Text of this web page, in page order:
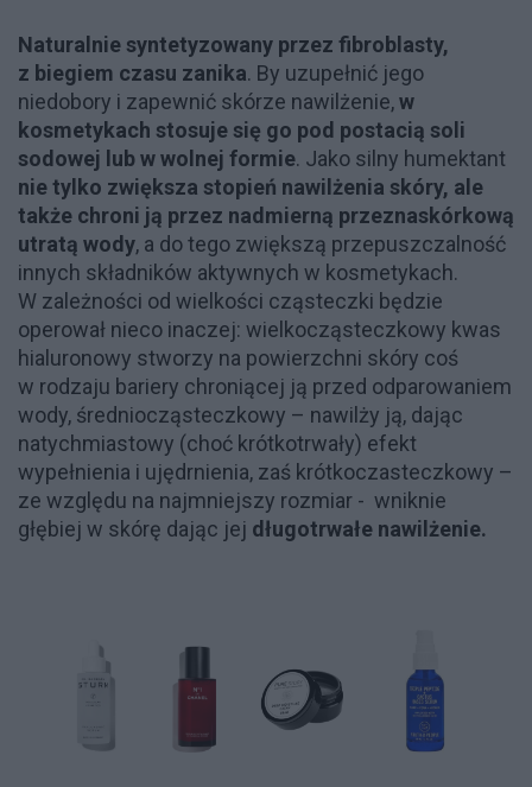
Naturalnie syntetyzowany przez fibroblasty,
z biegiem czasu zanika. By uzupełnić jego
niedobory i zapewnić skórze nawilżenie,w
kosmetykach stosuje się go pod postacią soli
sodowej lub w wolnej formie. Jako silny humektant
nie tylko zwiększa stopień nawilżenia skóry, ale
także chroni ją przez nadmierną przeznaskórkową
utratą wody, a do tego zwiększą przepuszczalność
innych składników aktywnych w kosmetykach.
W zależności od wielkości cząsteczki będzie
operował nieco inaczej: wielkocząsteczkowy kwas
hialuronowy stworzy na powierzchni skóry coś
w rodzaju bariery chroniącej ją przed odparowaniem
wody, średniocząsteczkowy – nawilży ją, dając
natychmiastowy (choć krótkotrwały) efekt
wypełnienia i ujędrnienia, zaś krótkoczasteczkowy –
ze względu na najmniejszy rozmiar - wniknie
głębiej w skórę dając jej długotrwałe nawilżenie.